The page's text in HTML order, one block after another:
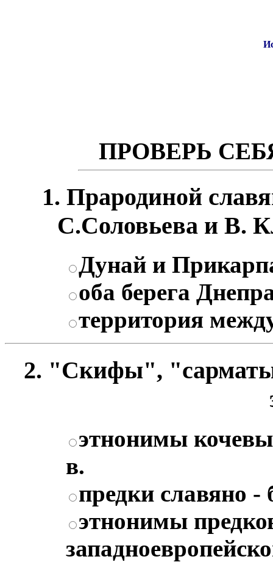
ПРОВЕРЬ
1. Прародиной
С.Соловьева и В.
Дунай и
оба берега
территория
2. "Скифы",
этнонимы
в.
предки славяно -
этнонимы